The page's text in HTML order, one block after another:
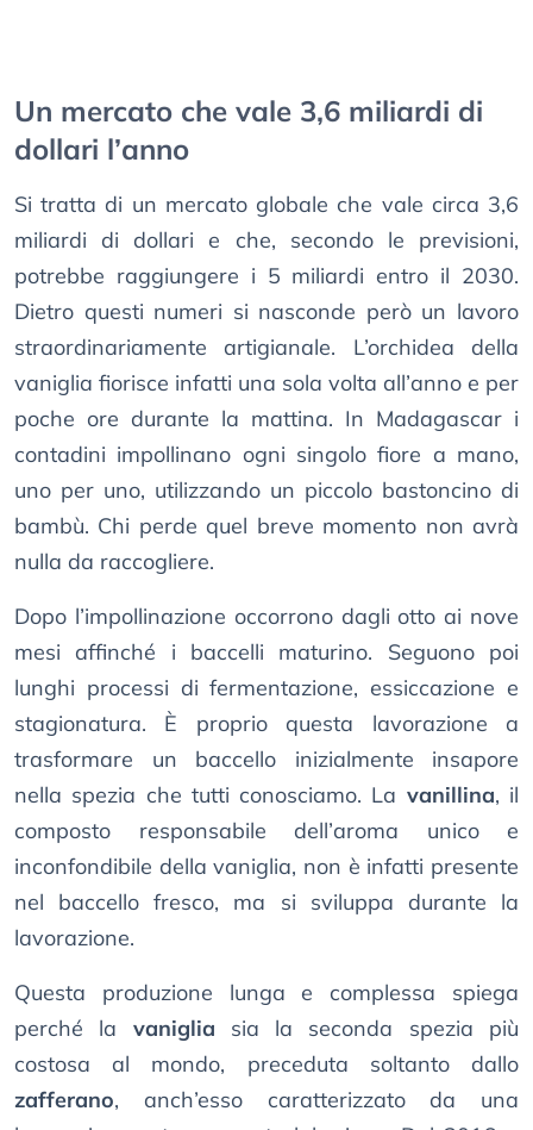
Un mercato che vale 3,6 miliardi di
dollari l’anno
Si tratta di un mercato globale che vale circa 3,6
miliardi di dollari e che, secondo le previsioni,
potrebbe raggiungere i 5 miliardi entro il 2030.
Dietro questi numeri si nasconde però un lavoro
straordinariamente artigianale. L’orchidea della
vaniglia fiorisce infatti una sola volta all’anno e per
poche ore durante la mattina. In Madagascar i
contadini impollinano ogni singolo fiore a mano,
uno per uno, utilizzando un piccolo bastoncino di
bambù. Chi perde quel breve momento non avrà
nulla da raccogliere.
Dopo l’impollinazione occorrono dagli otto ai nove
mesi affinché i baccelli maturino. Seguono poi
lunghi processi di fermentazione, essiccazione e
stagionatura. È proprio questa lavorazione a
trasformare un baccello inizialmente insapore
nella spezia che tutti conosciamo. La vanillina, il
composto responsabile dell’aroma unico e
inconfondibile della vaniglia, non è infatti presente
nel baccello fresco, ma si sviluppa durante la
lavorazione.
Questa produzione lunga e complessa spiega
perché la vaniglia sia la seconda spezia più
costosa al mondo, preceduta soltanto dallo
zafferano, anch’esso caratterizzato da una